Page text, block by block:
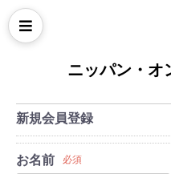
ニッパン・オ
新規会員登録
お名前 必須